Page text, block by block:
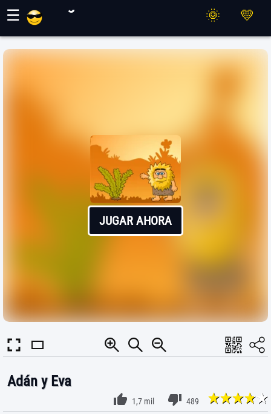
☰
JUGAR AHORA
Adán y Eva
1,7 mil 489